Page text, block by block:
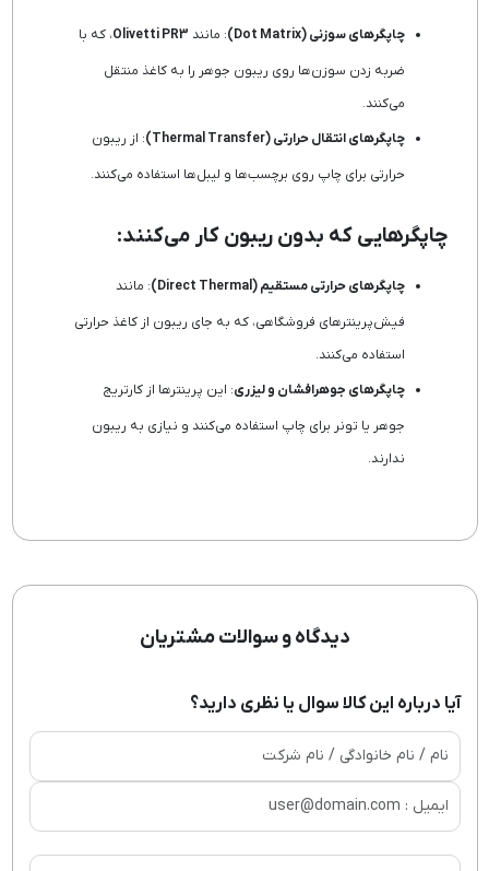
چاپگرهای سوزنی (Dot Matrix) : مانند Olivetti PR3، که با
ضربه زدن سوزن‌ها روی ریبون جوهر را به کاغذ منتقل
می‌کنند.
چاپگرهای انتقال حرارتی (Thermal Transfer)
: از ریبون
حرارتی برای چاپ روی برچسب‌ها و لیبل‌ها استفاده می‌کنند.
چاپگرهایی که بدون ریبون کار می‌کنند:
چاپگرهای حرارتی مستقیم (Direct Thermal) : مانند
فیش‌پرینترهای فروشگاهی، که به جای ریبون از کاغذ حرارتی
استفاده می‌کنند.
چاپگرهای جوهرافشان و لیزری: این پرینترها از کارتریج
جوهر یا تونر برای چاپ استفاده می‌کنند و نیازی به ریبون
ندارند.
دیدگاه و سوالات مشتریان
آیا درباره این کالا سوال یا نظری دارید؟